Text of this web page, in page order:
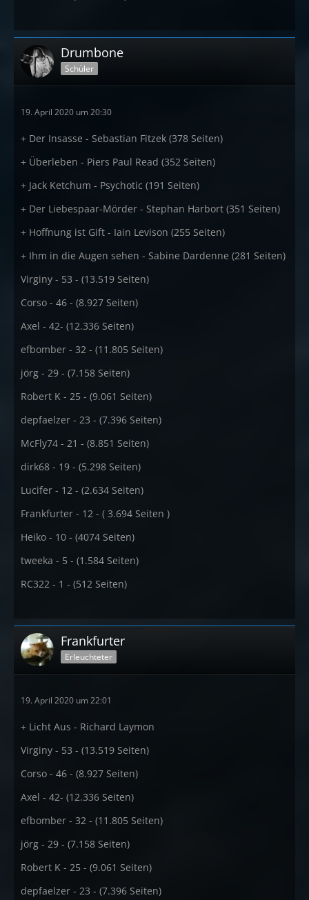
Drumbone
Schüler
19. April 2020 um 20:30
+ Der Insasse - Sebastian Fitzek (378 Seiten)
+ Überleben - Piers Paul Read (352 Seiten)
+ Jack Ketchum - Psychotic (191 Seiten)
+ Der Liebespaar-Mörder - Stephan Harbort (351 Seiten)
+ Hoffnung ist Gift - Iain Levison (255 Seiten)
+ Ihm in die Augen sehen - Sabine Dardenne (281 Seiten)
Virginy - 53 - (13.519 Seiten)
Corso - 46 - (8.927 Seiten)
Axel - 42- (12.336 Seiten)
efbomber - 32 - (11.805 Seiten)
jörg - 29 - (7.158 Seiten)
Robert K - 25 - (9.061 Seiten)
depfaelzer - 23 - (7.396 Seiten)
McFly74 - 21 - (8.851 Seiten)
dirk68 - 19 - (5.298 Seiten)
Lucifer - 12 - (2.634 Seiten)
Frankfurter - 12 - ( 3.694 Seiten )
Heiko - 10 - (4074 Seiten)
tweeka - 5 - (1.584 Seiten)
RC322 - 1 - (512 Seiten)
Frankfurter
Erleuchteter
19. April 2020 um 22:01
+ Licht Aus - Richard Laymon
Virginy - 53 - (13.519 Seiten)
Corso - 46 - (8.927 Seiten)
Axel - 42- (12.336 Seiten)
efbomber - 32 - (11.805 Seiten)
jörg - 29 - (7.158 Seiten)
Robert K - 25 - (9.061 Seiten)
depfaelzer - 23 - (7.396 Seiten)